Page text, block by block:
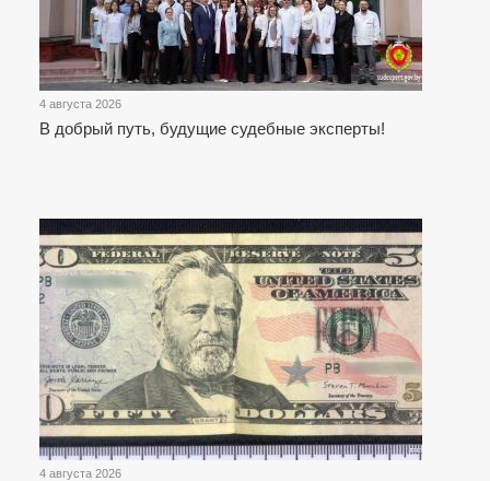
4 августа 2026
В добрый путь, будущие судебные эксперты!
4 августа 2026